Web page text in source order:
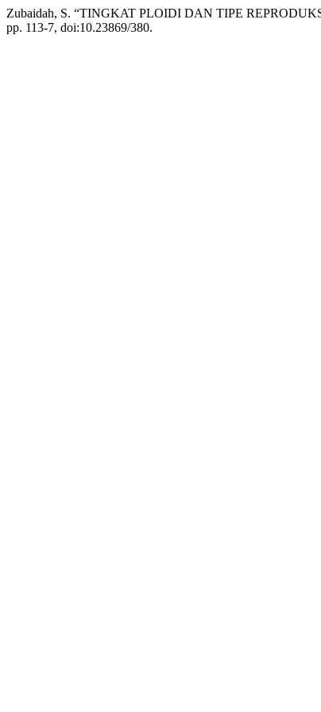
Zubaidah, S. “TINGKAT PLOIDI DAN TIPE
pp. 113-7, doi:10.23869/380.